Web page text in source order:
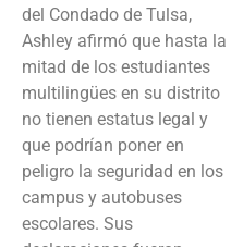
del Condado de Tulsa,
Ashley afirmó que hasta la
mitad de los estudiantes
multilingües en su distrito
no tienen estatus legal y
que podrían poner en
peligro la seguridad en los
campus y autobuses
escolares. Sus